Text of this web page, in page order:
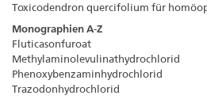
Toxicodendron quercifolium für
Monographien A-Z
Fluticasonfuroat
Methylaminolevulinathydrochlorid
Phenoxybenzaminhydrochlorid
Trazodonhydrochlorid